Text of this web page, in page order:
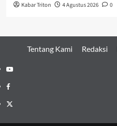
Kabar Triton 4 Agustus 2026 0
Tentang Kami Redaksi
Youtube
Facebook
Twitter